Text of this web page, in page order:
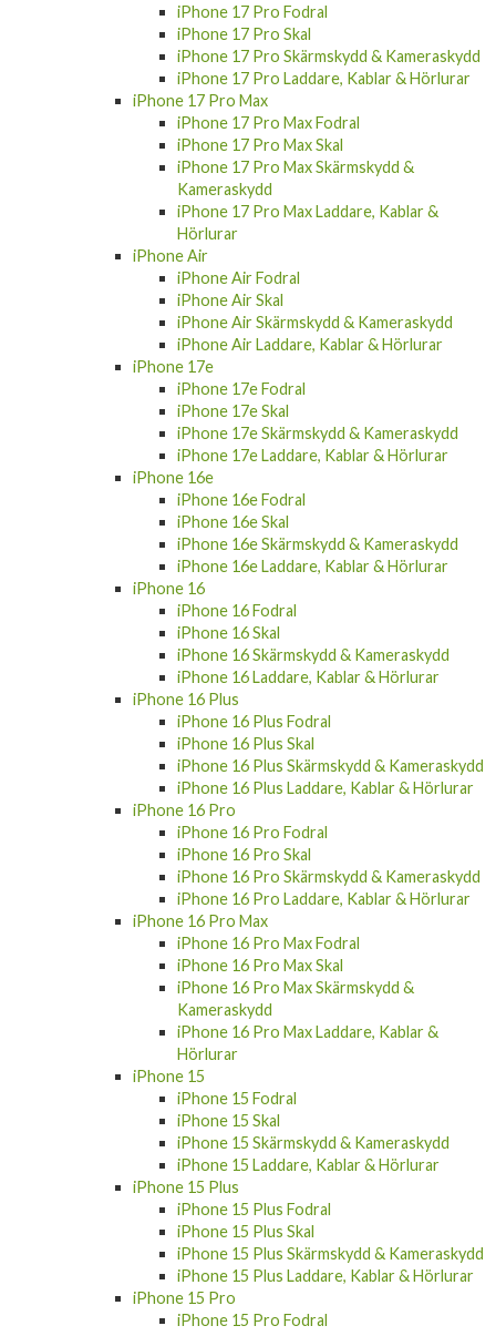
iPhone 17 Pro Fodral
iPhone 17 Pro Skal
iPhone 17 Pro Skärmskydd & Kameraskydd
iPhone 17 Pro Laddare, Kablar & Hörlurar
iPhone 17 Pro Max
iPhone 17 Pro Max Fodral
iPhone 17 Pro Max Skal
iPhone 17 Pro Max Skärmskydd &
Kameraskydd
iPhone 17 Pro Max Laddare, Kablar &
Hörlurar
iPhone Air
iPhone Air Fodral
iPhone Air Skal
iPhone Air Skärmskydd & Kameraskydd
iPhone Air Laddare, Kablar & Hörlurar
iPhone 17e
iPhone 17e Fodral
iPhone 17e Skal
iPhone 17e Skärmskydd & Kameraskydd
iPhone 17e Laddare, Kablar & Hörlurar
iPhone 16e
iPhone 16e Fodral
iPhone 16e Skal
iPhone 16e Skärmskydd & Kameraskydd
iPhone 16e Laddare, Kablar & Hörlurar
iPhone 16
iPhone 16 Fodral
iPhone 16 Skal
iPhone 16 Skärmskydd & Kameraskydd
iPhone 16 Laddare, Kablar & Hörlurar
iPhone 16 Plus
iPhone 16 Plus Fodral
iPhone 16 Plus Skal
iPhone 16 Plus Skärmskydd & Kameraskydd
iPhone 16 Plus Laddare, Kablar & Hörlurar
iPhone 16 Pro
iPhone 16 Pro Fodral
iPhone 16 Pro Skal
iPhone 16 Pro Skärmskydd & Kameraskydd
iPhone 16 Pro Laddare, Kablar & Hörlurar
iPhone 16 Pro Max
iPhone 16 Pro Max Fodral
iPhone 16 Pro Max Skal
iPhone 16 Pro Max Skärmskydd &
Kameraskydd
iPhone 16 Pro Max Laddare, Kablar &
Hörlurar
iPhone 15
iPhone 15 Fodral
iPhone 15 Skal
iPhone 15 Skärmskydd & Kameraskydd
iPhone 15 Laddare, Kablar & Hörlurar
iPhone 15 Plus
iPhone 15 Plus Fodral
iPhone 15 Plus Skal
iPhone 15 Plus Skärmskydd & Kameraskydd
iPhone 15 Plus Laddare, Kablar & Hörlurar
iPhone 15 Pro
iPhone 15 Pro Fodral